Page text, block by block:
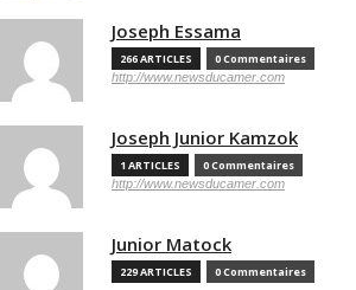
Joseph Essama
266 ARTICLES 0 Commentaires
http://www.newsducamer.com
Joseph Junior Kamzok
1 ARTICLES 0 Commentaires
http://www.newsducamer.com
Junior Matock
229 ARTICLES 0 Commentaires